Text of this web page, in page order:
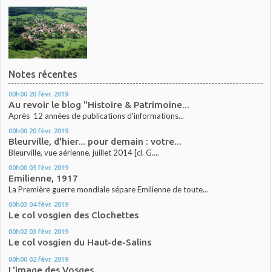
Notes récentes
00h00 20 févr. 2019
Au revoir le blog "Histoire & Patrimoine...
Après 12 années de publications d'informations...
00h00 20 févr. 2019
Bleurville, d'hier... pour demain : votre...
Bleurville, vue aérienne, juillet 2014 [cl. G....
00h00 05 févr. 2019
Emilienne, 1917
La Première guerre mondiale sépare Emilienne de toute...
00h03 04 févr. 2019
Le col vosgien des Clochettes
00h02 03 févr. 2019
Le col vosgien du Haut-de-Salins
00h00 02 févr. 2019
L'image des Vosges